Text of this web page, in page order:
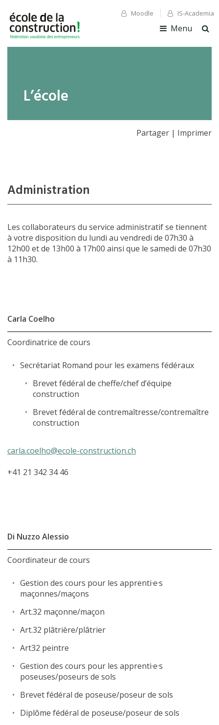
✕ Fermer
✕ Fermer
Moodle IS-Academia
Menu
la
L’école
Partager | Imprimer
Administration
Les collaborateurs du service administratif se tiennent
à votre disposition du lundi au vendredi de 07h30 à
12h00 et de 13h00 à 17h00 ainsi que le samedi de 07h30
à 11h30.
Carla Coelho
Coordinatrice de cours
Secrétariat Romand pour les examens fédéraux
Brevet fédéral de cheffe/chef d’équipe
construction
Brevet fédéral de contremaîtresse/contremaître
construction
carla.coelho@ecole-construction.ch
+41 21 342 34 46
Di Nuzzo Alessio
Coordinateur de cours
Gestion des cours pour les apprenti·e·s
maçonnes/maçons
Art.32 maçonne/maçon
Art.32 plâtrière/plâtrier
Art32 peintre
Gestion des cours pour les apprenti·e·s
poseuses/poseurs de sols
Brevet fédéral de poseuse/poseur de sols
Diplôme fédéral de poseuse/poseur de sols